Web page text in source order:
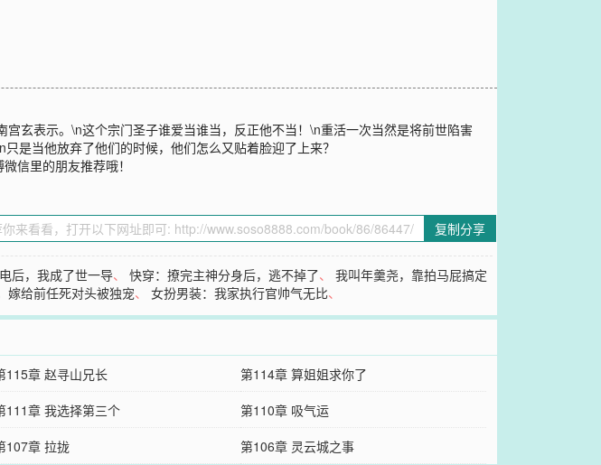
玄表示。\n这个宗门圣子谁爱当谁当，反正他不当！\n重活一次当然是将前世陷害
是当他放弃了他们的时候，他们怎么又贴着脸迎了上来？
信里的朋友推荐哦！
复制分享
后，我成了世一导、快穿：撩完主神分身后，逃不掉了、我叫年羹尧，靠拍马屁搞定
嫁给前任死对头被独宠、女扮男装：我家执行官帅气无比、
115章 赵寻山兄长
第114章 算姐姐求你了
111章 我选择第三个
第110章 吸气运
107章 拉拢 第106章 灵云城之事